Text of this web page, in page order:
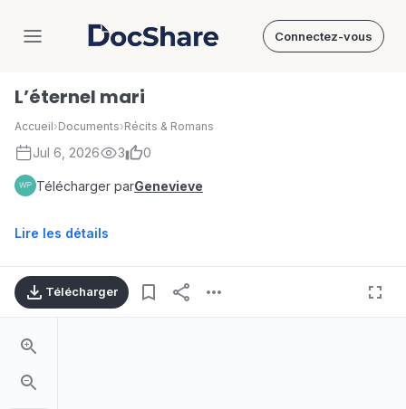
DocShare Connectez-vous
L’éternel mari
Accueil›Documents›Récits & Romans
Jul 6, 2026 3 0
Télécharger parGenevieve
Lire les détails
Télécharger